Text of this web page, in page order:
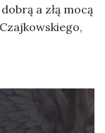
a złą mocą